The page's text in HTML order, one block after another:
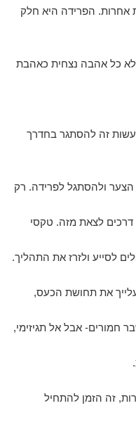
אחרות. הפרידה היא חלק
כל אהבה נצחית כאהבת
זה להסתגר בחדרך
הצער ולהסתגל לפרידה. רק
דרכים לצאת מזה. טקסי
לסייע ולזרז את התהליך.
את תחושת הכעס,
חמורים- אבל אל תגיזימי,
זה הזמן להתחיל